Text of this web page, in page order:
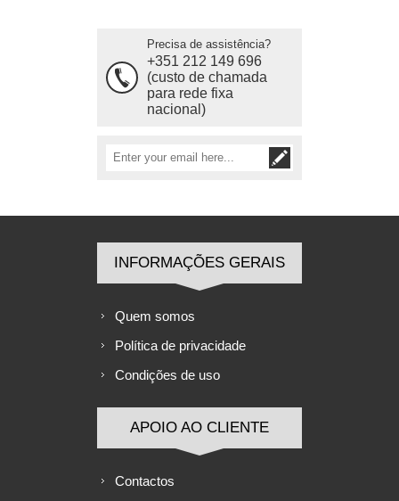
Precisa de assistência?
+351 212 149 696
(custo de chamada
para rede fixa
nacional)
INFORMAÇÕES GERAIS
Quem somos
Política de privacidade
Condições de uso
APOIO AO CLIENTE
Contactos